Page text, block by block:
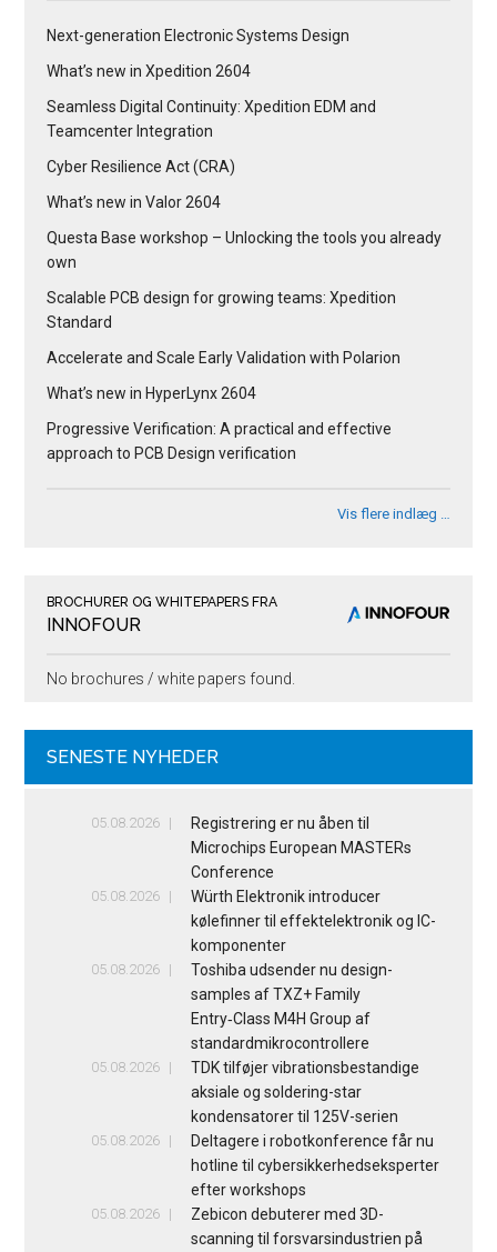
Next-generation Electronic Systems Design
What’s new in Xpedition 2604
Seamless Digital Continuity: Xpedition EDM and
Teamcenter Integration
Cyber Resilience Act (CRA)
What’s new in Valor 2604
Questa Base workshop – Unlocking the tools you already
own
Scalable PCB design for growing teams: Xpedition
Standard
Accelerate and Scale Early Validation with Polarion
What’s new in HyperLynx 2604
Progressive Verification: A practical and effective
approach to PCB Design verification
Vis flere indlæg …
BROCHURER OG WHITEPAPERS FRA
INNOFOUR
No brochures / white papers found.
SENESTE NYHEDER
05.08.2026
Registrering er nu åben til
Microchips European MASTERs
Conference
05.08.2026
Würth Elektronik introducer
kølefinner til effektelektronik og IC-
komponenter
05.08.2026
Toshiba udsender nu design-
samples af TXZ+ Family
Entry‑Class M4H Group af
standardmikrocontrollere
05.08.2026
TDK tilføjer vibrationsbestandige
aksiale og soldering-star
kondensatorer til 125V-serien
05.08.2026
Deltagere i robotkonference får nu
hotline til cybersikkerhedseksperter
efter workshops
05.08.2026
Zebicon debuterer med 3D-
scanning til forsvarsindustrien på